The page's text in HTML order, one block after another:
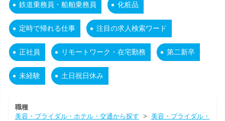
鉄道乗務員・船舶乗務員 化粧品
定時で帰れる仕事 注目の求人検索ワード
正社員 リモートワーク・在宅勤務 第二新卒
未経験 土日祝日休み
職種
美容・ブライダル・ホテル・交通から探す > 美容・ブライダル・